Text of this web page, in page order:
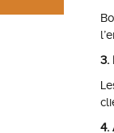
3.
4.